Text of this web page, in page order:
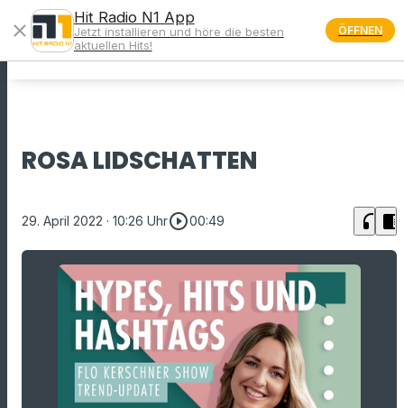
menu
ROSA LIDSCHATTEN
29. April 2022 · 10:26 Uhrplay_circle_outline00:49 headphones chrome_reader_mode
close
Hit Radio N1 App
Jetzt installieren und höre die besten
aktuellen Hits!
ÖFFNEN